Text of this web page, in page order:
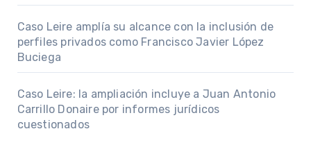
Caso Leire amplía su alcance con la inclusión de
perfiles privados como Francisco Javier López
Buciega
Caso Leire: la ampliación incluye a Juan Antonio
Carrillo Donaire por informes jurídicos
cuestionados